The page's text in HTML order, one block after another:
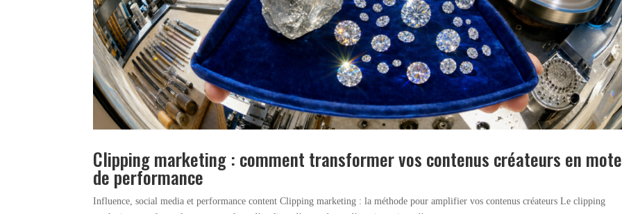
Clipping marketing : comment transformer vos contenus créateurs en
de performance
Influence, social media et performance content Clipping marketing : la méthode pour amplifier vos contenus créateurs Le clipping